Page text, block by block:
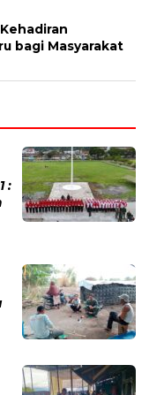
bagi Masyarakat
: